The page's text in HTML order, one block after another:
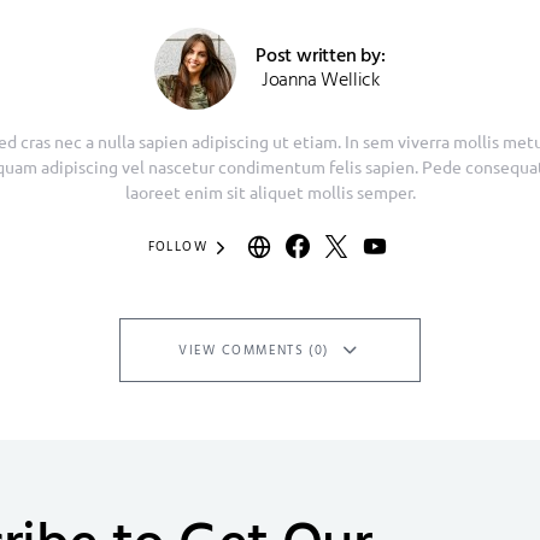
Post written by:
Joanna Wellick
cras nec a nulla sapien adipiscing ut etiam. In sem viverra mollis
adipiscing vel nascetur condimentum felis sapien. Pede
laoreet enim sit aliquet mollis semper.
FOLLOW
VIEW COMMENTS (0)